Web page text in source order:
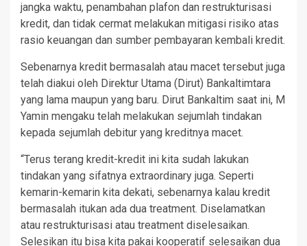
jangka waktu, penambahan plafon dan restrukturisasi
kredit, dan tidak cermat melakukan mitigasi risiko atas
rasio keuangan dan sumber pembayaran kembali kredit.
Sebenarnya kredit bermasalah atau macet tersebut juga
telah diakui oleh Direktur Utama (Dirut) Bankaltimtara
yang lama maupun yang baru. Dirut Bankaltim saat ini, M
Yamin mengaku telah melakukan sejumlah tindakan
kepada sejumlah debitur yang kreditnya macet.
“Terus terang kredit-kredit ini kita sudah lakukan
tindakan yang sifatnya extraordinary juga. Seperti
kemarin-kemarin kita dekati, sebenarnya kalau kredit
bermasalah itukan ada dua treatment. Diselamatkan
atau restrukturisasi atau treatment diselesaikan.
Selesikan itu bisa kita pakai kooperatif selesaikan dua